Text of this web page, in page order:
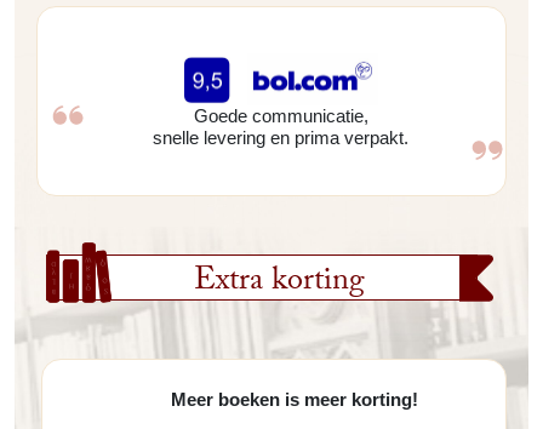
Goede communicatie,
snelle levering en prima verpakt.
Extra korting
Meer boeken is meer korting!